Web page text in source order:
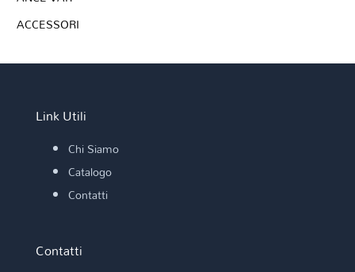
ACCESSORI
Link Utili
Chi Siamo
Catalogo
Contatti
Contatti